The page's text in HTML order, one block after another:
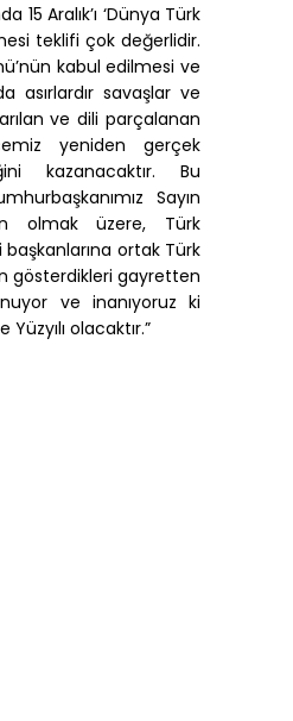
15 Aralık’ı ‘Dünya Türk
teklifi çok değerlidir.
kabul edilmesi ve
asırlardır savaşlar ve
ve dili parçalanan
yeniden gerçek
kazanacaktır. Bu
Sayın
olmak üzere, Türk
ortak Türk
gösterdikleri gayretten
ve inanıyoruz ki
olacaktır.”